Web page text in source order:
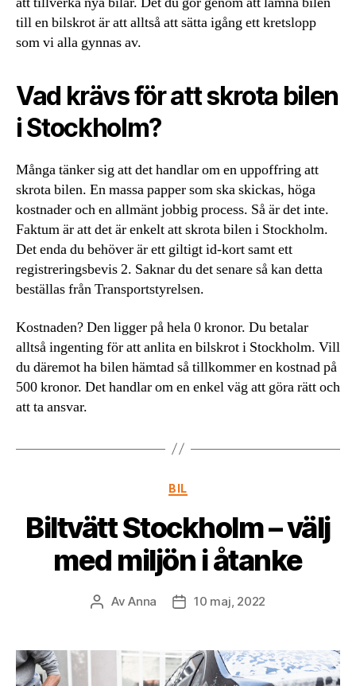
till en bilskrot är att alltså att sätta igång ett kretslopp
som vi alla gynnas av.
Vad krävs för att skrota bilen
i Stockholm?
Många tänker sig att det handlar om en uppoffring att
skrota bilen. En massa papper som ska skickas, höga
kostnader och en allmänt jobbig process. Så är det inte.
Faktum är att det är enkelt att skrota bilen i Stockholm.
Det enda du behöver är ett giltigt id-kort samt ett
registreringsbevis 2. Saknar du det senare så kan detta
beställas från Transportstyrelsen.
Kostnaden? Den ligger på hela 0 kronor. Du betalar
alltså ingenting för att anlita en bilskrot i Stockholm. Vill
du däremot ha bilen hämtad så tillkommer en kostnad på
500 kronor. Det handlar om en enkel väg att göra rätt och
att ta ansvar.
Kategorier
BIL
Biltvätt Stockholm – välj
med miljön i åtanke
Inläggsförfattare
AvAnna Inläggsdatum
10 maj, 2022